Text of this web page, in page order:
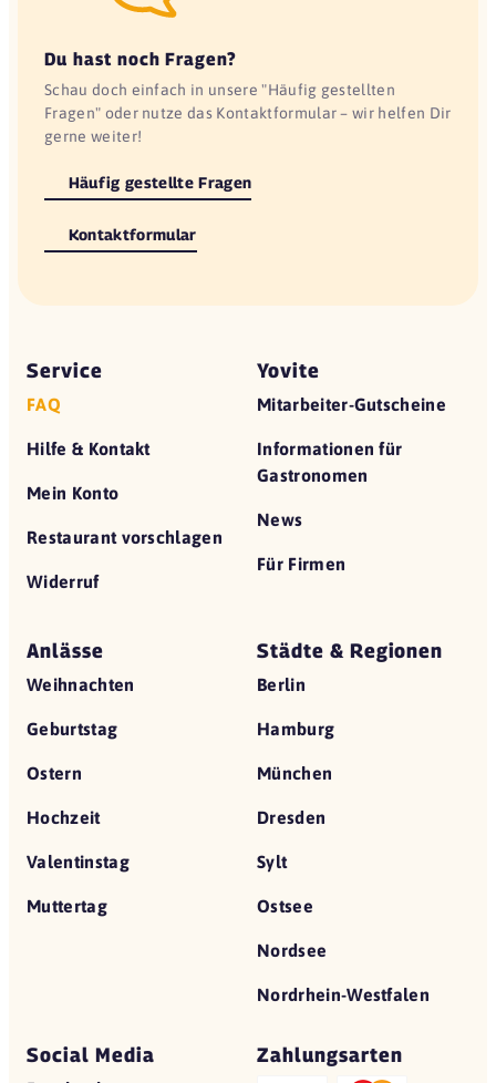
Du hast noch Fragen?
Schau doch einfach in unsere "Häufig gestellten
Fragen" oder nutze das Kontaktformular – wir helfen Dir
gerne weiter!
Häufig gestellte Fragen
Kontaktformular
Service
FAQ
Hilfe & Kontakt
Mein Konto
Restaurant vorschlagen
Widerruf
Yovite
Mitarbeiter-Gutscheine
Informationen für
Gastronomen
News
Für Firmen
Anlässe
Weihnachten
Geburtstag
Ostern
Hochzeit
Valentinstag
Muttertag
Städte & Regionen
Berlin
Hamburg
München
Dresden
Sylt
Ostsee
Nordsee
Nordrhein-Westfalen
Social Media Zahlungsarten